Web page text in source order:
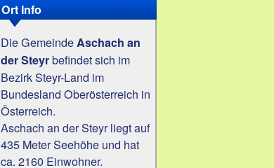
Ort Info
Die GemeindeAschach an
der Steyrbefindet sich im
Bezirk Steyr-Land im
Bundesland Oberösterreich in
Österreich.
Aschach an der Steyr liegt auf
435 Meter Seehöhe und hat
ca. 2160 Einwohner.